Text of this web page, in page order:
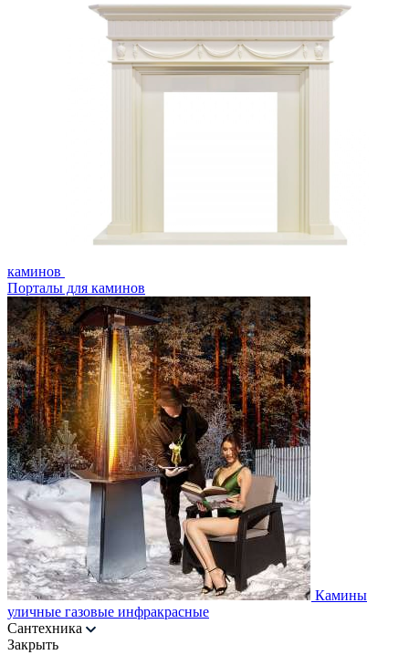
каминов
Порталы для каминов
Камины
уличные газовые инфракрасные
Сантехника
Закрыть